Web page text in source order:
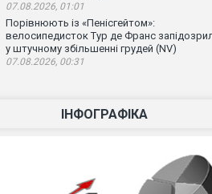
07.08.2026, 01:01
Порівнюють із «Пенісгейтом»:
велосипедисток Тур де Франс
у штучному збільшенні грудей (NV)
07.08.2026, 00:31
ІНФОГРАФІКА